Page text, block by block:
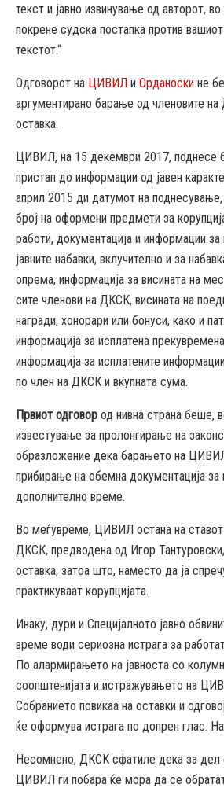
текст и јавно извинување од авторот,
покрене судска постапка против
текстот.“
Одговорот на ЦИВИЛ и Орданоски не
аргументирано барање од членовите
оставка.
ЦИВИЛ, на 15 декември 2017, поднесе
пристап до информации од јавен
април 2015 ди датумот на
број на оформени предмети за
работи, документација и информации
јавните набавки, вклучително и за
опрема, информација за висината на
сите членови на ДКСК, висината на
награди, хонорари или бонуси, како и
информација за исплатена
информација за исплатените
по член на ДКСК и вкупната сума.
Првиот одговор од нивна страна беше,
известување за пролонгирање на
образложение дека барањето на
прибирање на обемна документација за
дополнително време.
Во меѓувреме, ЦИВИЛ остана на ставот
ДКСК, предводена од Игор
оставка, затоа што, наместо да ја
практикуваат корупцијата.
Инаку, дури и Специјалното јавно
време води сериозна истрага за
По алармирањето на јавноста со
соопштенијата и истражувањето на
Собранието повикаа на оставки и
ќе оформува истрага по допрен глас.
Несомнено, ДКСК сфатиле дека за дел
ЦИВИЛ ги побара ќе мора да се